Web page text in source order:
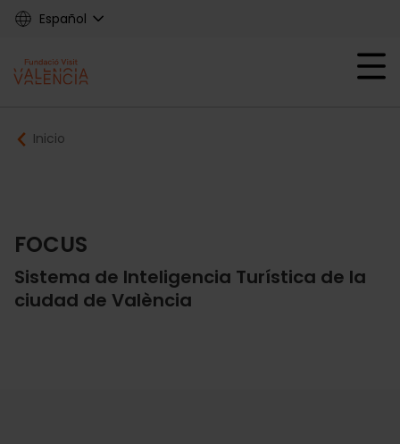
Skip
content
Español
Main
navigation
Mobile menu
Breadcrumb
Inicio
FOCUS
Sistema de Inteligencia Turística de la
ciudad de València